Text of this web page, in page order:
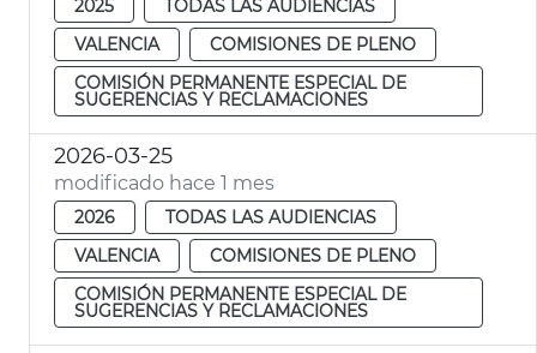
2025
TODAS LAS AUDIENCIAS
VALENCIA
COMISIONES DE PLENO
COMISIÓN PERMANENTE ESPECIAL DE
SUGERENCIAS Y RECLAMACIONES
2026-03-25
modificado hace 1 mes
2026
TODAS LAS AUDIENCIAS
VALENCIA
COMISIONES DE PLENO
COMISIÓN PERMANENTE ESPECIAL DE
SUGERENCIAS Y RECLAMACIONES